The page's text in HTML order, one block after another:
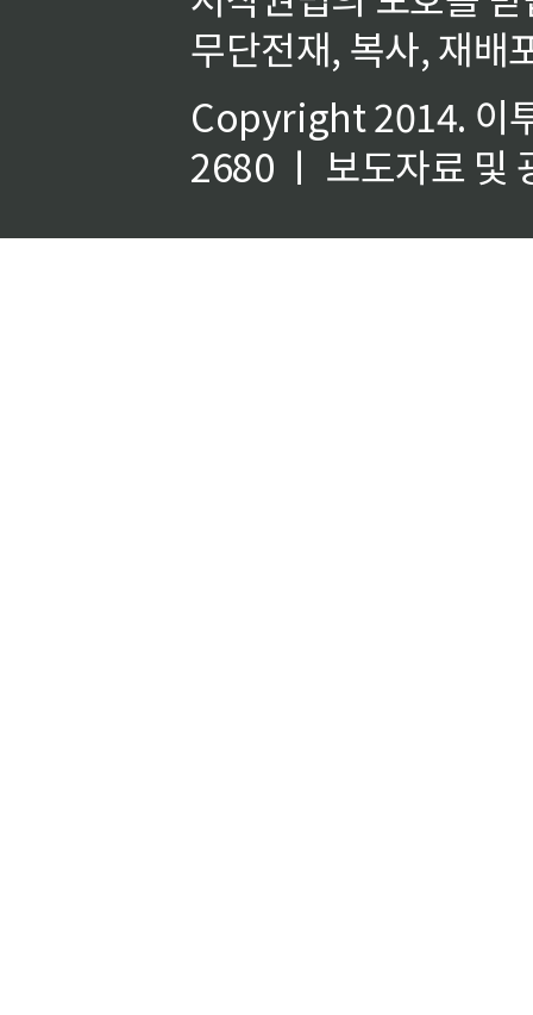
무단전재, 복사, 재배
Copyright 2014. 이
2680 ㅣ 보도자료